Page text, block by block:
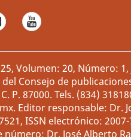
Volumen: 20, Número:
Consejo de
P. 87000. Tels. (834)
Editor responsable: Dr.
ISSN electrónico:
número: Dr. José Alberto